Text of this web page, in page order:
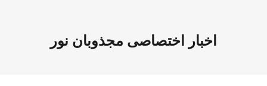
اخبار اختصاصی مجذوبان نور